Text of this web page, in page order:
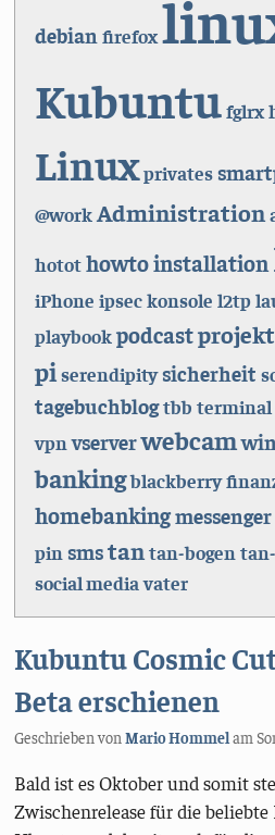
debian firefox
Kubuntufglrx
Linuxprivates
@workAdministration
hotothowtoinstallation
iPhone ipseckonsole l2tp
playbookpodcastprojekt
piserendipitysicherheit
tagebuchblogtbb terminal
vpn vserverwebcam
bankingblackberry
homebankingmessenger
pin smstantan-bogen
social media vater
Kubuntu Cosmic
Beta erschienen
Geschrieben vonMario Hommelam
Bald ist es Oktober und somit
Zwischenrelease für die